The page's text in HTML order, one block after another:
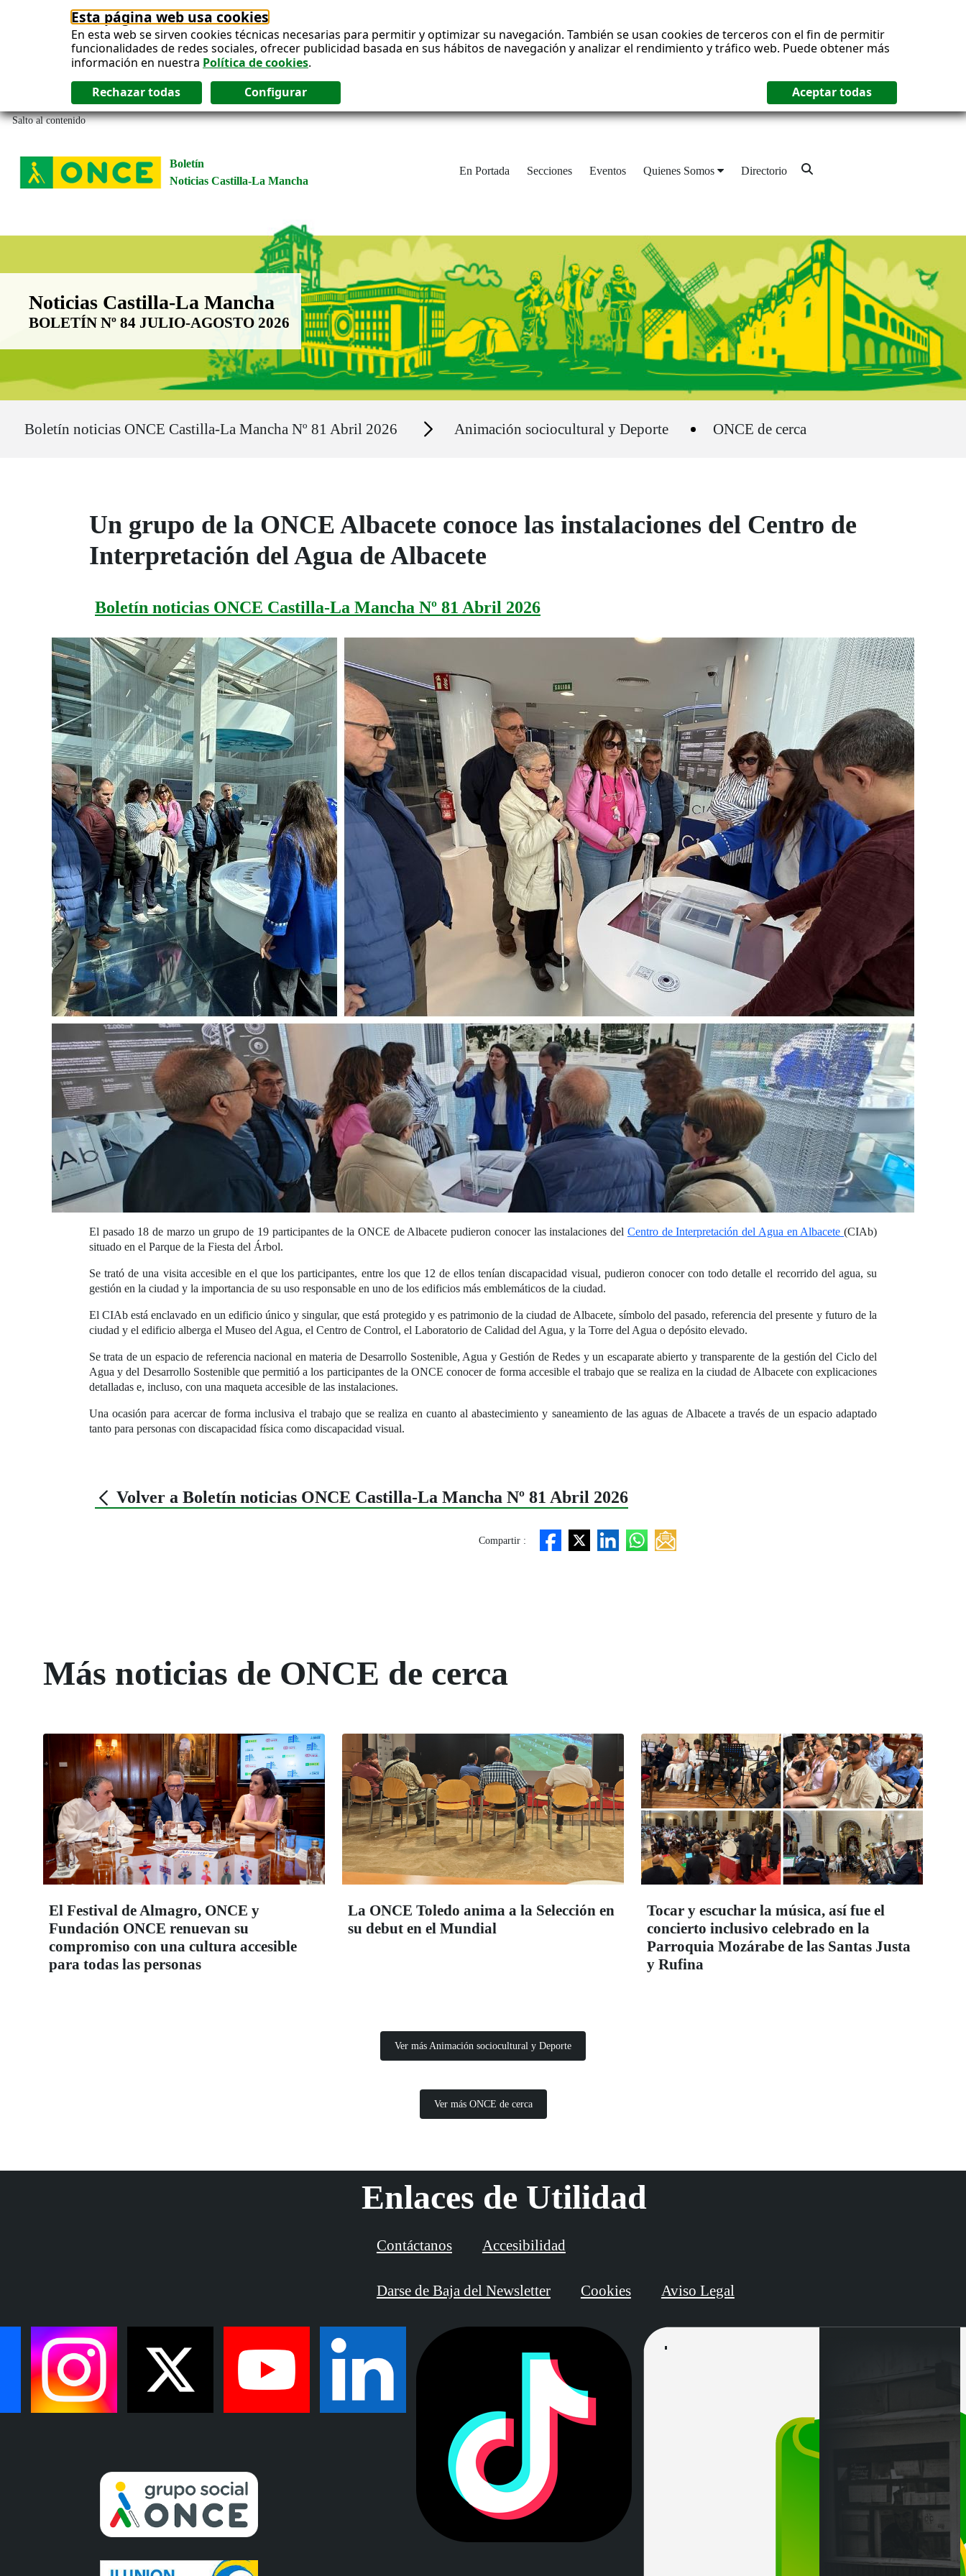
Esta página web usa cookies
En esta web se sirven cookies técnicas necesarias para permitir y optimizar su navegación. También se usan cookies de terceros con el fin de permitir
funcionalidades de redes sociales, ofrecer publicidad basada en sus hábitos de navegación y analizar el rendimiento y tráfico web. Puede obtener más
información en nuestra Política de cookies.
Salto al contenido
Boletín
Noticias Castilla-La Mancha
En Portada Secciones Eventos Quienes Somos Directorio
Boletín Noticias Castilla-La Mancha
Noticias Castilla-La Mancha
BOLETÍN Nº 84 JULIO-AGOSTO 2026
Boletín noticias ONCE Castilla-La Mancha Nº 81 Abril 2026 Secciones Animación sociocultural y Deporte ONCE de cerca
Un grupo de la ONCE Albacete conoce las instalaciones del Centro de
Interpretación del Agua de Albacete
Boletín noticias ONCE Castilla-La Mancha Nº 81 Abril 2026
El pasado 18 de marzo un grupo de 19 participantes de la ONCE de Albacete pudieron conocer las instalaciones del Centro de Interpretación del Agua en Albacete(CIAb)
situado en el Parque de la Fiesta del Árbol.
Se trató de una visita accesible en el que los participantes, entre los que 12 de ellos tenían discapacidad visual, pudieron conocer con todo detalle el recorrido del agua, su
gestión en la ciudad y la importancia de su uso responsable en uno de los edificios más emblemáticos de la ciudad.
El CIAb está enclavado en un edificio único y singular, que está protegido y es patrimonio de la ciudad de Albacete, símbolo del pasado, referencia del presente y futuro de la
ciudad y el edificio alberga el Museo del Agua, el Centro de Control, el Laboratorio de Calidad del Agua, y la Torre del Agua o depósito elevado.
Se trata de un espacio de referencia nacional en materia de Desarrollo Sostenible, Agua y Gestión de Redes y un escaparate abierto y transparente de la gestión del Ciclo del
Agua y del Desarrollo Sostenible que permitió a los participantes de la ONCE conocer de forma accesible el trabajo que se realiza en la ciudad de Albacete con explicaciones
detalladas e, incluso, con una maqueta accesible de las instalaciones.
Una ocasión para acercar de forma inclusiva el trabajo que se realiza en cuanto al abastecimiento y saneamiento de las aguas de Albacete a través de un espacio adaptado
tanto para personas con discapacidad física como discapacidad visual.
Volver a Boletín noticias ONCE Castilla-La Mancha Nº 81 Abril 2026
Compartir :
Más noticias de ONCE de cerca
El Festival de Almagro, ONCE y
Fundación ONCE renuevan su
compromiso con una cultura accesible
para todas las personas
La ONCE Toledo anima a la Selección en
su debut en el Mundial
Tocar y escuchar la música, así fue el
concierto inclusivo celebrado en la
Parroquia Mozárabe de las Santas Justa
y Rufina
Ver más Animación sociocultural y Deporte
Ver más ONCE de cerca
Enlaces de Utilidad
Contáctanos Accesibilidad
Darse de Baja del Newsletter Cookies Aviso Legal